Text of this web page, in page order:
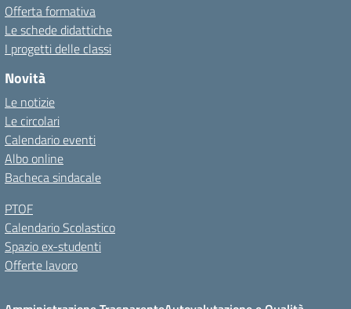
Offerta formativa
Le schede didattiche
I progetti delle classi
Novità
Le notizie
Le circolari
Calendario eventi
Albo online
Bacheca sindacale
PTOF
Calendario Scolastico
Spazio ex-studenti
Offerte lavoro